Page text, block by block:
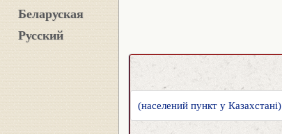
Беларуская
Русский
(населений пункт у Казахстані)